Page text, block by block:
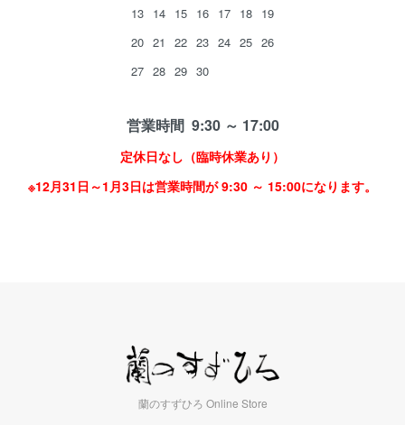
13 14 15 16 17 18 19
20 21 22 23 24 25 26
27 28 29 30
営業時間 9:30 ～ 17:00
定休日なし（臨時休業あり）
※12月31日～1月3日は営業時間が 9:30 ～ 15:00になります。
蘭のすずひろ Online Store